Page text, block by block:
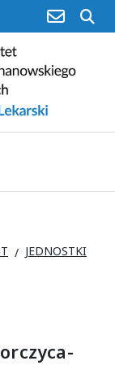
poczta
JEDNOSTKI